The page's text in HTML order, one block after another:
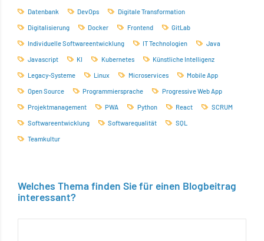
Datenbank DevOps Digitale Transformation
Digitalisierung Docker Frontend GitLab
Individuelle Softwareentwicklung IT Technologien Java
Javascript KI Kubernetes Künstliche Intelligenz
Legacy-Systeme Linux Microservices Mobile App
Open Source Programmiersprache Progressive Web App
Projektmanagement PWA Python React SCRUM
Softwareentwicklung Softwarequalität SQL
Teamkultur
Welches Thema finden Sie für einen Blogbeitrag
interessant?